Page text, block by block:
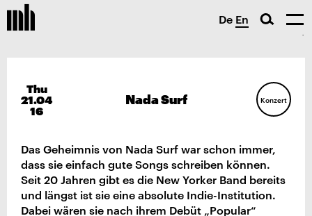
De En
Thu
21.04
16
Nada Surf Konzert
Das Geheimnis von Nada Surf war schon immer,
dass sie einfach gute Songs schreiben können.
Seit 20 Jahren gibt es die New Yorker Band bereits
und längst ist sie eine absolute Indie-Institution.
Dabei wären sie nach ihrem Debüt „Popular“